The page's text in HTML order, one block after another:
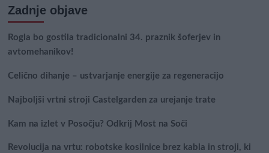
Zadnje objave
Rogla bo gostila tradicionalni 34. praznik šoferjev in
avtomehanikov!
Celično dihanje – ustvarjanje energije za regeneracijo
Najboljši vrtni stroji Castelgarden za urejanje trate
Kam na izlet v Posočju? Odkrij Most na Soči
Revolucija na vrtu: robotske kosilnice brez kabla in stroji, ki